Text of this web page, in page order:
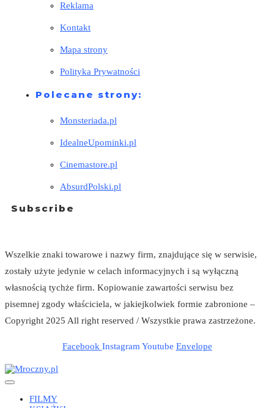
Reklama
Kontakt
Mapa strony
Polityka Prywatności
Polecane strony:
Monsteriada.pl
IdealneUpominki.pl
Cinemastore.pl
AbsurdPolski.pl
Subscribe
Wszelkie znaki towarowe i nazwy firm, znajdujące się w serwisie,
zostały użyte jedynie w celach informacyjnych i są wyłączną
własnością tychże firm. Kopiowanie zawartości serwisu bez
pisemnej zgody właściciela, w jakiejkolwiek formie zabronione –
Copyright 2025 All right reserved / Wszystkie prawa zastrzeżone.
Facebook Instagram Youtube Envelope
FILMY